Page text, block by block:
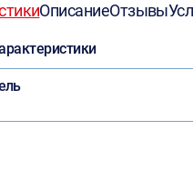
ОписаниеОтзывы